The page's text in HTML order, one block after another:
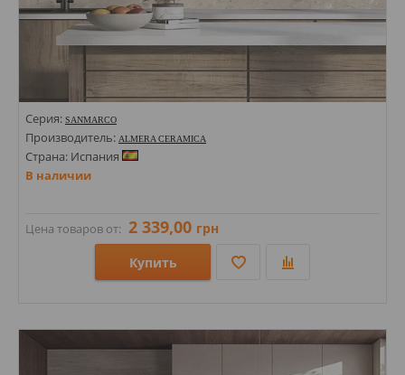
Серия: SANMARCO
Производитель: ALMERA CERAMICA
Страна: Испания
В наличии
Цена товаров от: 2 339,00 грн
Купить
Стили: Под камень; Терраццо; Под ткань;
Цвета: